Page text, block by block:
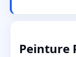
Peinture